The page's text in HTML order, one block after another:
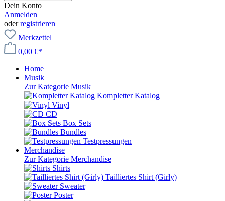
Dein Konto
Anmelden
oderregistrieren
Merkzettel
0,00 €*
Home
Musik
Zur Kategorie Musik
Kompletter Katalog
Vinyl
CD
Box Sets
Bundles
Testpressungen
Merchandise
Zur Kategorie Merchandise
Shirts
Tailliertes Shirt (Girly)
Sweater
Poster